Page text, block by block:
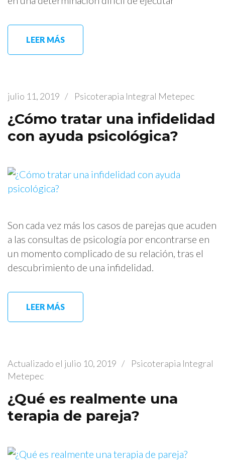
LEER MÁS
julio 11, 2019 / Psicoterapia Integral Metepec
¿Cómo tratar una infidelidad
con ayuda psicológica?
Son cada vez más los casos de parejas que acuden
a las consultas de psicología por encontrarse en
un momento complicado de su relación, tras el
descubrimiento de una infidelidad.
LEER MÁS
Actualizado el julio 10, 2019 /
Psicoterapia Integral
Metepec
¿Qué es realmente una
terapia de pareja?